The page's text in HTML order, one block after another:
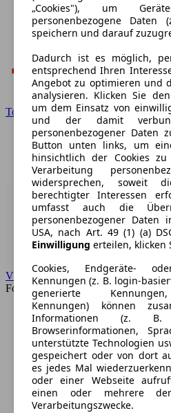
Toyota
VW
Forum
„Cookies"), um
personenbezogene Daten
speichern und darauf
Dadurch ist es möglich,
entsprechend Ihren
Angebot zu optimieren und
analysieren. Klicken Sie
um dem Einsatz von
und der damit
personenbezogener Daten
Button unten links, um
hinsichtlich der Cookies
Verarbeitung
widersprechen, soweit
berechtigter Interessen
umfasst auch die
personenbezogener
USA, nach Art. 49 (1) (a)
Einwilligung erteilen, klicken
Cookies, Endgeräte-
Kennungen (z. B. login-
generierte
Kennungen) können
Informationen (z. B.
Browserinformationen,
unterstützte Technologien
gespeichert oder von dort
es jedes Mal
oder einer Webseite
einen oder mehrere
Verarbeitungszwecke.